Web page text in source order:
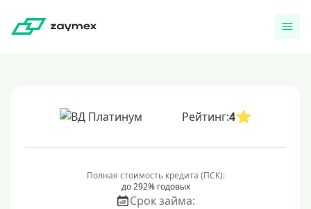
Рейтинг:4
Полная стоимость кредита (ПСК):
до 292% годовых
Срок займа: